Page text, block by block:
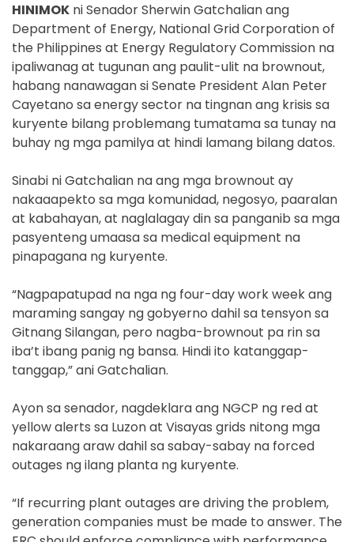
HINIMOK ni Senador Sherwin Gatchalian ang
Department of Energy, National Grid Corporation of
the Philippines at Energy Regulatory Commission na
ipaliwanag at tugunan ang paulit-ulit na brownout,
habang nanawagan si Senate President Alan Peter
Cayetano sa energy sector na tingnan ang krisis sa
kuryente bilang problemang tumatama sa tunay na
buhay ng mga pamilya at hindi lamang bilang datos.
Sinabi ni Gatchalian na ang mga brownout ay
nakaaapekto sa mga komunidad, negosyo, paaralan
at kabahayan, at naglalagay din sa panganib sa mga
pasyenteng umaasa sa medical equipment na
pinapagana ng kuryente.
“Nagpapatupad na nga ng four-day work week ang
maraming sangay ng gobyerno dahil sa tensyon sa
Gitnang Silangan, pero nagba-brownout pa rin sa
iba’t ibang panig ng bansa. Hindi ito katanggap-
tanggap,” ani Gatchalian.
Ayon sa senador, nagdeklara ang NGCP ng red at
yellow alerts sa Luzon at Visayas grids nitong mga
nakaraang araw dahil sa sabay-sabay na forced
outages ng ilang planta ng kuryente.
“If recurring plant outages are driving the problem,
generation companies must be made to answer. The